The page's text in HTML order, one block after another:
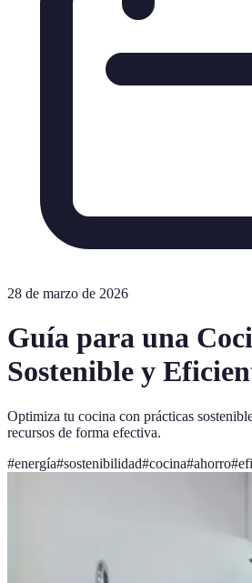
28 de marzo de 2026
Guía para una
Sostenible y
Optimiza tu cocina con prácticas
recursos de forma efectiva.
#energía#sostenibilidad#cocina#ahorro#